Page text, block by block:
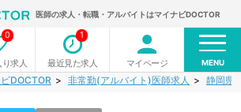
医師の求人・転職・アルバイトはマイナビDOCTOR
り求人
0
最近見た求人
1
マイページ MENU
DOCTOR 非常勤(アルバイト)医師求人 静岡県